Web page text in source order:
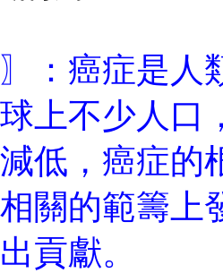
：癌症是
上不少人口
低，癌症的
關的範籌上
貢獻。